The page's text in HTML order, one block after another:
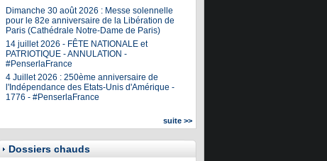
Dimanche 30 août 2026 : Messe solennelle
pour le 82e anniversaire de la Libération de
Paris (Cathédrale Notre-Dame de Paris)
14 juillet 2026 - FÊTE NATIONALE et
PATRIOTIQUE - ANNULATION -
#PenserlaFrance
4 Juillet 2026 : 250ème anniversaire de
l'Indépendance des Etats-Unis d'Amérique -
1776 - #PenserlaFrance
suite >>
Dossiers chauds